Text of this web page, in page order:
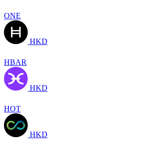
ONE
HKD
HBAR
HKD
HOT
HKD